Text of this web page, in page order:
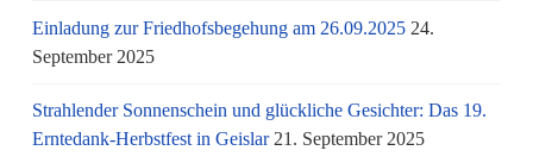
Einladung zur Friedhofsbegehung am 26.09.2025 24.
September 2025
Strahlender Sonnenschein und glückliche Gesichter: Das 19.
Erntedank-Herbstfest in Geislar 21. September 2025